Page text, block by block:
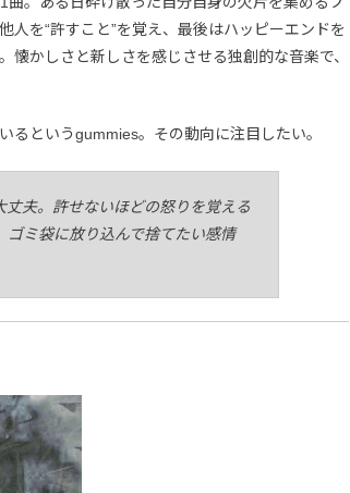
人を“許すこと”を覚え、最後はハッピーエンドを
懐かしさと新しさを感じさせる独創的な音楽で、
るというgummies。その動向に注目したい。
丈夫。許せないほどの怒りを覚える
ミ袋に放り込んで捨てたい感情